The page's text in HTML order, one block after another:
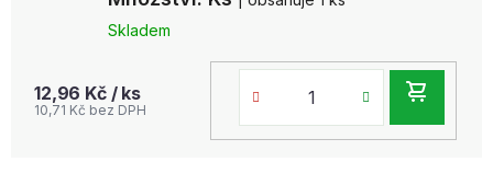
Skladem
12,96 Kč / ks
10,71 Kč bez DPH